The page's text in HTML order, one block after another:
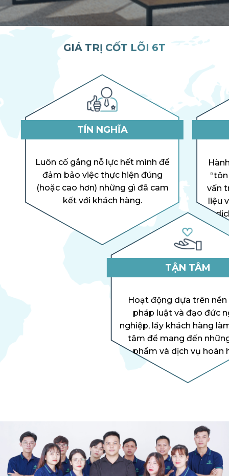
GIÁ TRỊ CỐT LÕI 6T
TÍN NGHĨA
Luôn cố gắng nỗ lực hết mình để
đảm bảo việc thực hiện đúng
(hoặc cao hơn) những gì đã cam
kết với khách hàng.
vấn
liệu
TẬN TÂM
Hoạt động dựa trên
pháp luật và đạo đức
nghiệp, lấy khách hàng
tâm để mang đến
phẩm và dịch vụ hoàn